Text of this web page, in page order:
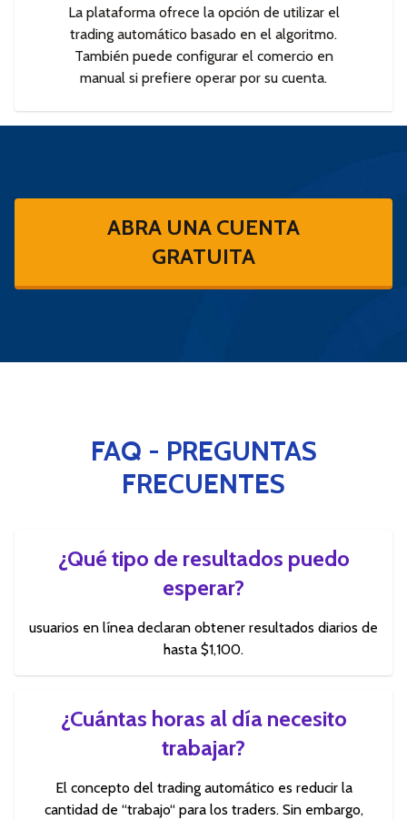
La plataforma ofrece la opción de utilizar el
trading automático basado en el algoritmo.
También puede configurar el comercio en
manual si prefiere operar por su cuenta.
ABRA UNA CUENTA
GRATUITA
FAQ - PREGUNTAS
FRECUENTES
¿Qué tipo de resultados puedo
esperar?
usuarios en línea declaran obtener resultados diarios de
hasta $1,100.
¿Cuántas horas al día necesito
trabajar?
El concepto del trading automático es reducir la
cantidad de “trabajo“ para los traders. Sin embargo,